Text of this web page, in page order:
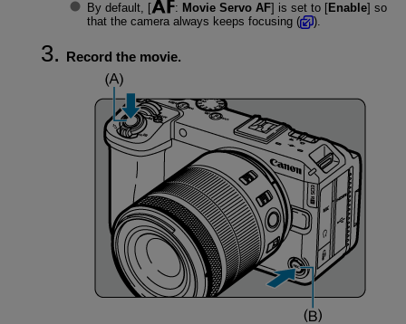
By default, [ : Movie Servo AF] is set to [Enable] so
that the camera always keeps focusing (
).
Record the movie.